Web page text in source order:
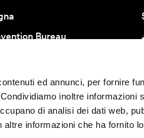
ed annunci, per fornire
inoltre informazioni
di analisi dei dati web,
informazioni che ha fornito
Bureau
contatto
per essere aggiornato